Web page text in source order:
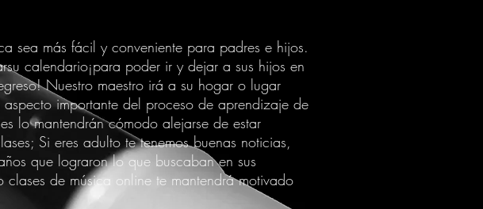
sea más fácil y conveniente para padres e hijos.
su calendario¡para poder ir y dejar a sus hijos en
Nuestro maestro irá a su hogar o lugar
importante del proceso de aprendizaje de
lo mantendrán cómodo alejarse de estar
Si eres adulto te tenemos buenas noticias,
que lograron lo que buscaban en sus
clases de música online te mantendrá motivado